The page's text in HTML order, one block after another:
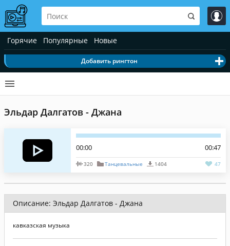
Горячие Популярные Новые
Добавить рингтон
Эльдар Далгатов - Джана
00:00 00:47
320 Танцевальные 1404 47
Описание: Эльдар Далгатов - Джана
кавказская музыка